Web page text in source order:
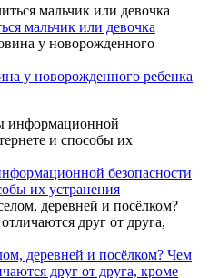
мальчик или девочка
у новорожденного ребенка
безопасности
их устранения
деревней и посёлком? Чем
друг от друга, кроме